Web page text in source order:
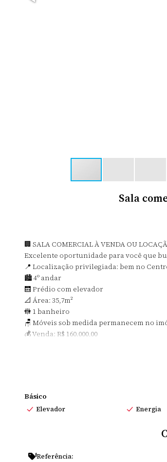
Sala
🏢 SALA COMERCIAL À VENDA OU
Excelente oportunidade para você que
📍 Localização privilegiada: bem no
🏙️ 4º andar
🛗 Prédio com elevador
📐 Área: 35,7m²
🚻 1 banheiro
🪑 Móveis sob medida permanecem no
💰 Venda: R$ 160.000,00
Uma sala comercial prática, bem
Entre em contato conosco para mais
Básico
Elevador Energia
Referência: